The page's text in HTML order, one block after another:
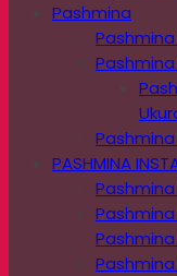
Pashmina
PASHMINA